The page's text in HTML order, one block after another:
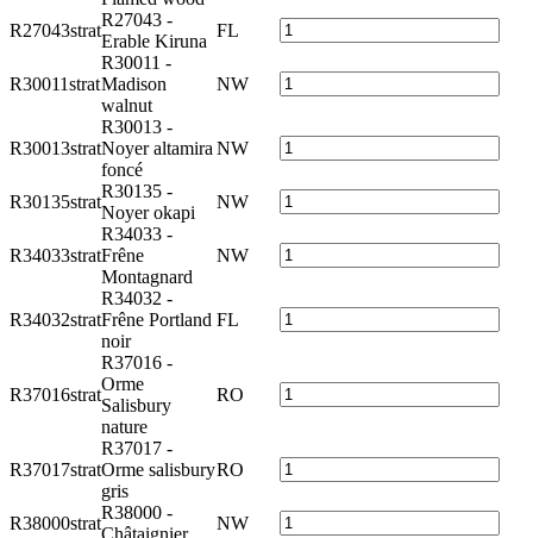
R27043strat
R27043 -
Erable Kiruna
FL
R30011strat
R30011 -
Madison
walnut
NW
R30013strat
R30013 -
Noyer altamira
foncé
NW
R30135strat
R30135 -
Noyer okapi
NW
R34033strat
R34033 -
Frêne
Montagnard
NW
R34032strat
R34032 -
Frêne Portland
noir
FL
R37016strat
R37016 -
Orme
Salisbury
nature
RO
R37017strat
R37017 -
Orme salisbury
gris
RO
R38000strat
R38000 -
Châtaignier
NW